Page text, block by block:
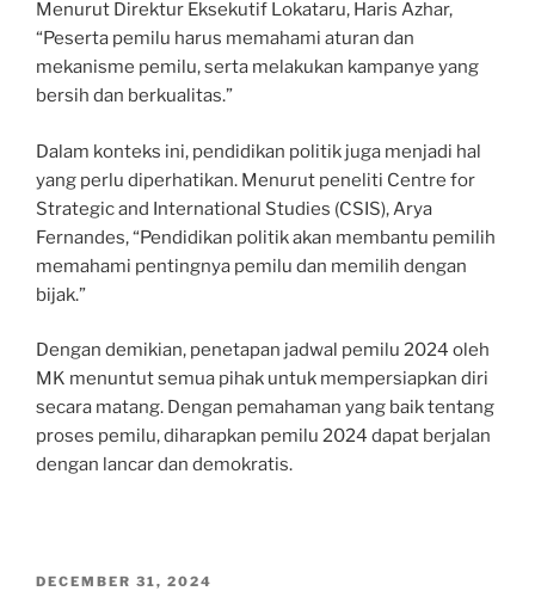
Menurut Direktur Eksekutif Lokataru, Haris Azhar,
“Peserta pemilu harus memahami aturan dan
mekanisme pemilu, serta melakukan kampanye yang
bersih dan berkualitas.”
Dalam konteks ini, pendidikan politik juga menjadi hal
yang perlu diperhatikan. Menurut peneliti Centre for
Strategic and International Studies (CSIS), Arya
Fernandes, “Pendidikan politik akan membantu pemilih
memahami pentingnya pemilu dan memilih dengan
bijak.”
Dengan demikian, penetapan jadwal pemilu 2024 oleh
MK menuntut semua pihak untuk mempersiapkan diri
secara matang. Dengan pemahaman yang baik tentang
proses pemilu, diharapkan pemilu 2024 dapat berjalan
dengan lancar dan demokratis.
POSTED
DECEMBER 31, 2024